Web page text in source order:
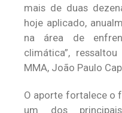
mais de duas
hoje aplicado,
na área de
climática”,
MMA, João Paulo
O aporte fortalece o
um dos